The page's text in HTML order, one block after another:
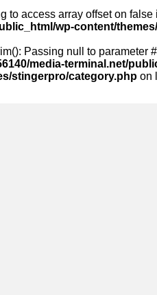
to access array offset on false
wp-content/
Passing null to parameter
media-terminal.net/
stingerpro/category.php on